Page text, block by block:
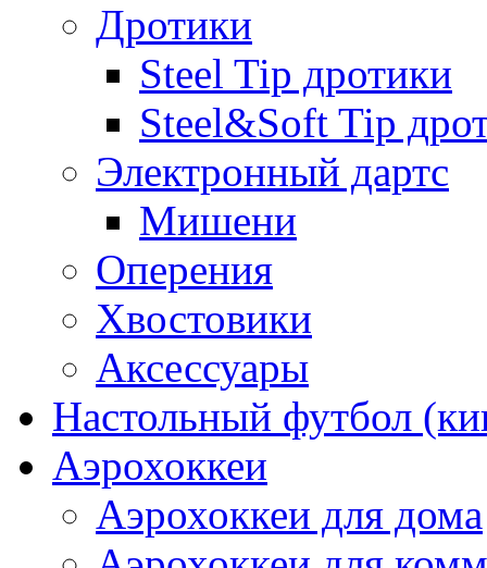
Дротики
Steel Tip дротики
Steel&Soft Tip
Электронный дартс
Мишени
Оперения
Хвостовики
Аксессуары
Настольный футбол
Аэрохоккеи
Аэрохоккеи для дома